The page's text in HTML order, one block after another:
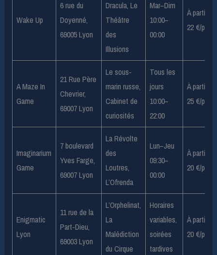
Wake Up
6 rue du
Doyenné,
69005 Lyon
Dracula, Le
Théâtre
des
Illusions
Mar–Dim
10:00–
00:00
À partir de
22 €/pers
A Maze In
Game
21 Rue Père
Chevrier,
69007 Lyon
Le sous-
marin russe,
Cabinet de
curiosités
Tous les
jours
10:00–
22:00
À partir de
25 €/pers
Imaginarium
Game
7 boulevard
Yves Farge,
69007 Lyon
La Révolte
des
Loutres,
L’Ofrenda
Lun–Jeu
09:30–
00:00
À partir de
20 €/pers
Enigmatic
Lyon
11 rue de la
Part-Dieu,
69003 Lyon
L’Orphelinat,
La
Malédiction
du Cirque
Horaires
variables,
soirées
tardives
À partir de
20 €/pers